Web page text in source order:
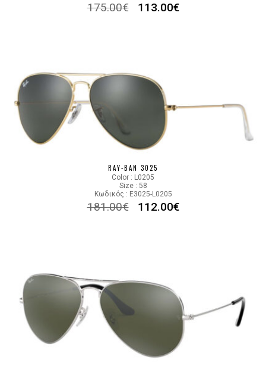
175.00€ 113.00€
RAY-BAN 3025
Color : L0205
Size : 58
Κωδικός : E3025-L0205
181.00€ 112.00€